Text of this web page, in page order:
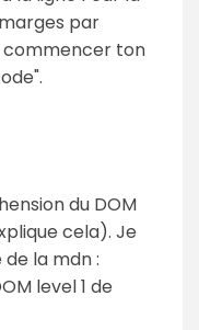
par
ton
du DOM
cela). Je
la mdn :
level 1 de